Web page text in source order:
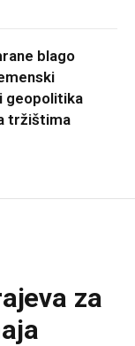
blago
geopolitika
tržištima
za